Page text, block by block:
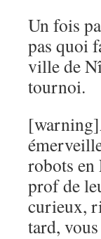
Un fois
pas quoi
ville de
tournoi.
robots en
prof de
curieux,
tard,